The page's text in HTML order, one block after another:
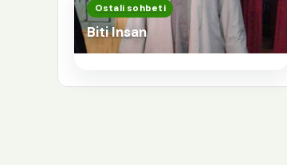
Ostali sohbeti
Biti Insan